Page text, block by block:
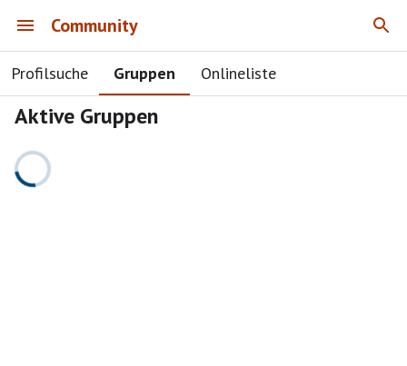
Community
Profilsuche Gruppen Onlineliste
Aktive Gruppen